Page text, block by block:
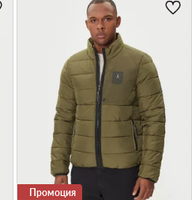
Промоция